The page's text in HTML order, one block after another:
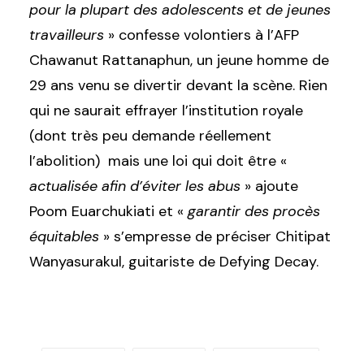
pour la plupart des adolescents et de jeunes
travailleurs » confesse volontiers à l’AFP
Chawanut Rattanaphun, un jeune homme de
29 ans venu se divertir devant la scène. Rien
qui ne saurait effrayer l’institution royale
(dont très peu demande réellement
l’abolition) mais une loi qui doit être «
actualisée afin d’éviter les abus » ajoute
Poom Euarchukiati et «garantir des procès
équitables » s’empresse de préciser Chitipat
Wanyasurakul, guitariste de Defying Decay.